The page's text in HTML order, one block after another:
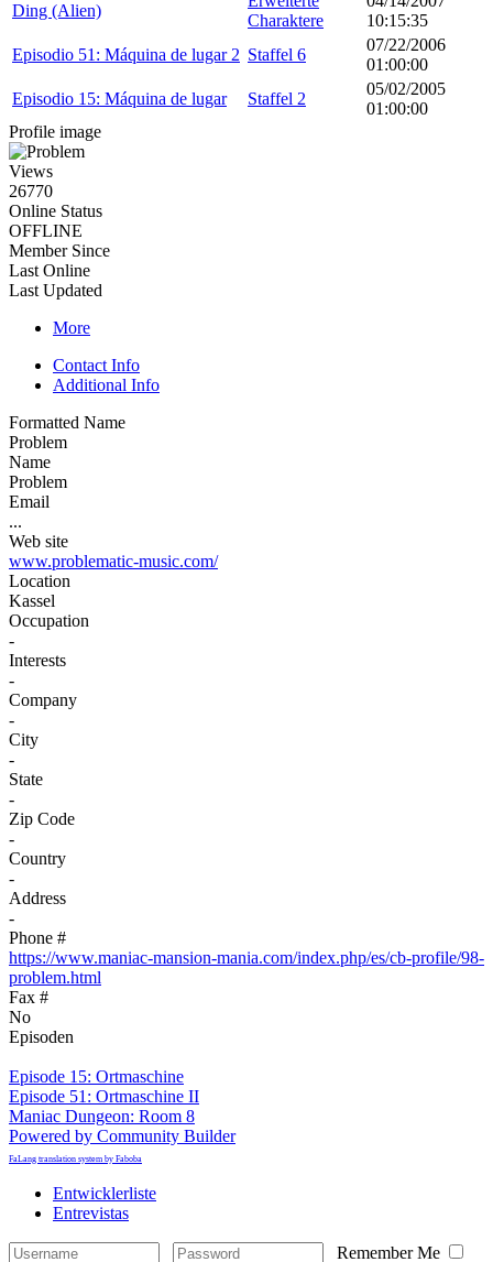
Ding (Alien)
Charaktere
10:15:35
Episodio 51: Máquina de lugar 2 Staffel 6
07/22/2006
01:00:00
Episodio 15: Máquina de lugar
Staffel 2
05/02/2005
01:00:00
Profile image
Views
26770
Online Status
OFFLINE
Member Since
Last Online
Last Updated
More
Contact Info
Additional Info
Formatted Name
Problem
Name
Problem
Email
...
Web site
www.problematic-music.com/
Location
Kassel
Occupation
-
Interests
-
Company
-
City
-
State
-
Zip Code
-
Country
-
Address
-
Phone #
https://www.maniac-mansion-mania.com/index.php/es/cb-profile/98-
problem.html
Fax #
No
Episoden
Episode 15: Ortmaschine
Episode 51: Ortmaschine II
Maniac Dungeon: Room 8
Powered by Community Builder
FaLang translation system by Faboba
Entwicklerliste
Entrevistas
Remember Me